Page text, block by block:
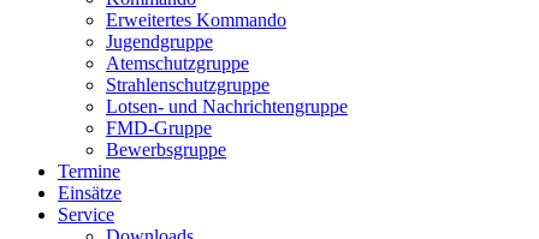
Erweitertes Kommando
Jugendgruppe
Atemschutzgruppe
Strahlenschutzgruppe
Lotsen- und Nachrichtengruppe
FMD-Gruppe
Bewerbsgruppe
Termine
Einsätze
Service